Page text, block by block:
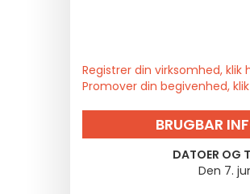
Registrer din virksomhed, klik
Promover din begivenhed,
BRUGBAR
DATOER OG
Den 7.